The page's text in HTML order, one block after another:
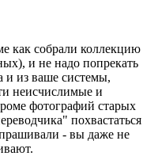
собрали коллекцию
и не надо попрекать
и из ваше системы,
неисчислимые и
фотографий старых
похвастаться
- вы даже не